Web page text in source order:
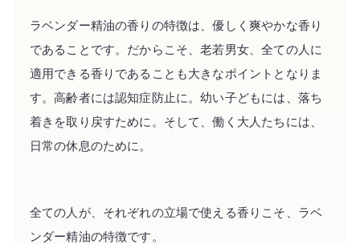
ラベンダー精油の香りの特徴は、優しく爽やかな香り
であることです。だからこそ、老若男女、全ての人に
適用できる香りであることも大きなポイントとなりま
す。高齢者には認知症防止に。幼い子どもには、落ち
着きを取り戻すために。そして、働く大人たちには、
日常の休息のために。
全ての人が、それぞれの立場で使える香りこそ、ラベ
ンダー精油の特徴です。